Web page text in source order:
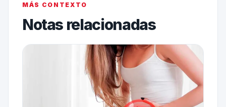
MÁS CONTEXTO
Notas relacionadas